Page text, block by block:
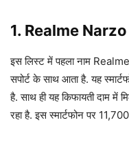
1. Realme
इस लिस्ट में पहला नाम
सपोर्ट के साथ आता है. यह
है. साथ ही यह किफायती दाम
रहा है. इस स्मार्टफोन पर